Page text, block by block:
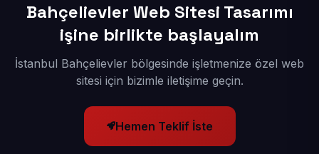
Bahçelievler Web Sitesi Tasarımı
işine birlikte başlayalım
İstanbul Bahçelievler bölgesinde işletmenize özel web
sitesi için bizimle iletişime geçin.
Hemen Teklif İste